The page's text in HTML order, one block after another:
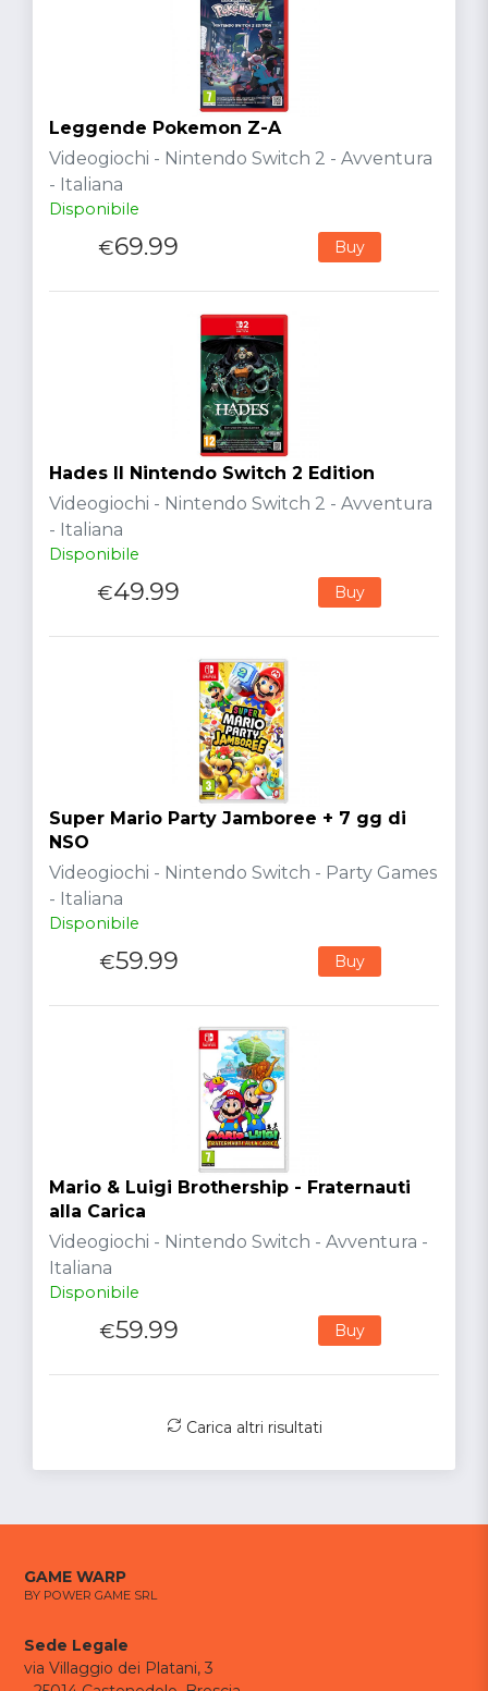
Leggende Pokemon Z-A
Videogiochi - Nintendo Switch 2 - Avventura
- Italiana
Disponibile
€69.99 Buy
Hades II Nintendo Switch 2 Edition
Videogiochi - Nintendo Switch 2 - Avventura
- Italiana
Disponibile
€49.99 Buy
Super Mario Party Jamboree + 7 gg di
NSO
Videogiochi - Nintendo Switch - Party Games
- Italiana
Disponibile
€59.99 Buy
Mario & Luigi Brothership - Fraternauti
alla Carica
Videogiochi - Nintendo Switch - Avventura -
Italiana
Disponibile
€59.99 Buy
Carica altri risultati
GAME WARP
BY POWER GAME SRL
Sede Legale
via Villaggio dei Platani, 3